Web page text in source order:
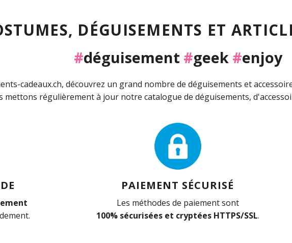
DÉGUISEMENTS ET
#déguisement #geek #enjoy
cadeaux.ch, découvrez un grand nombre de déguisements et
mettons régulièrement à jour notre catalogue de déguisements,
PAIEMENT SÉCURISÉ
Les méthodes de paiement sont
100% sécurisées et cryptées HTTPS/SSL.